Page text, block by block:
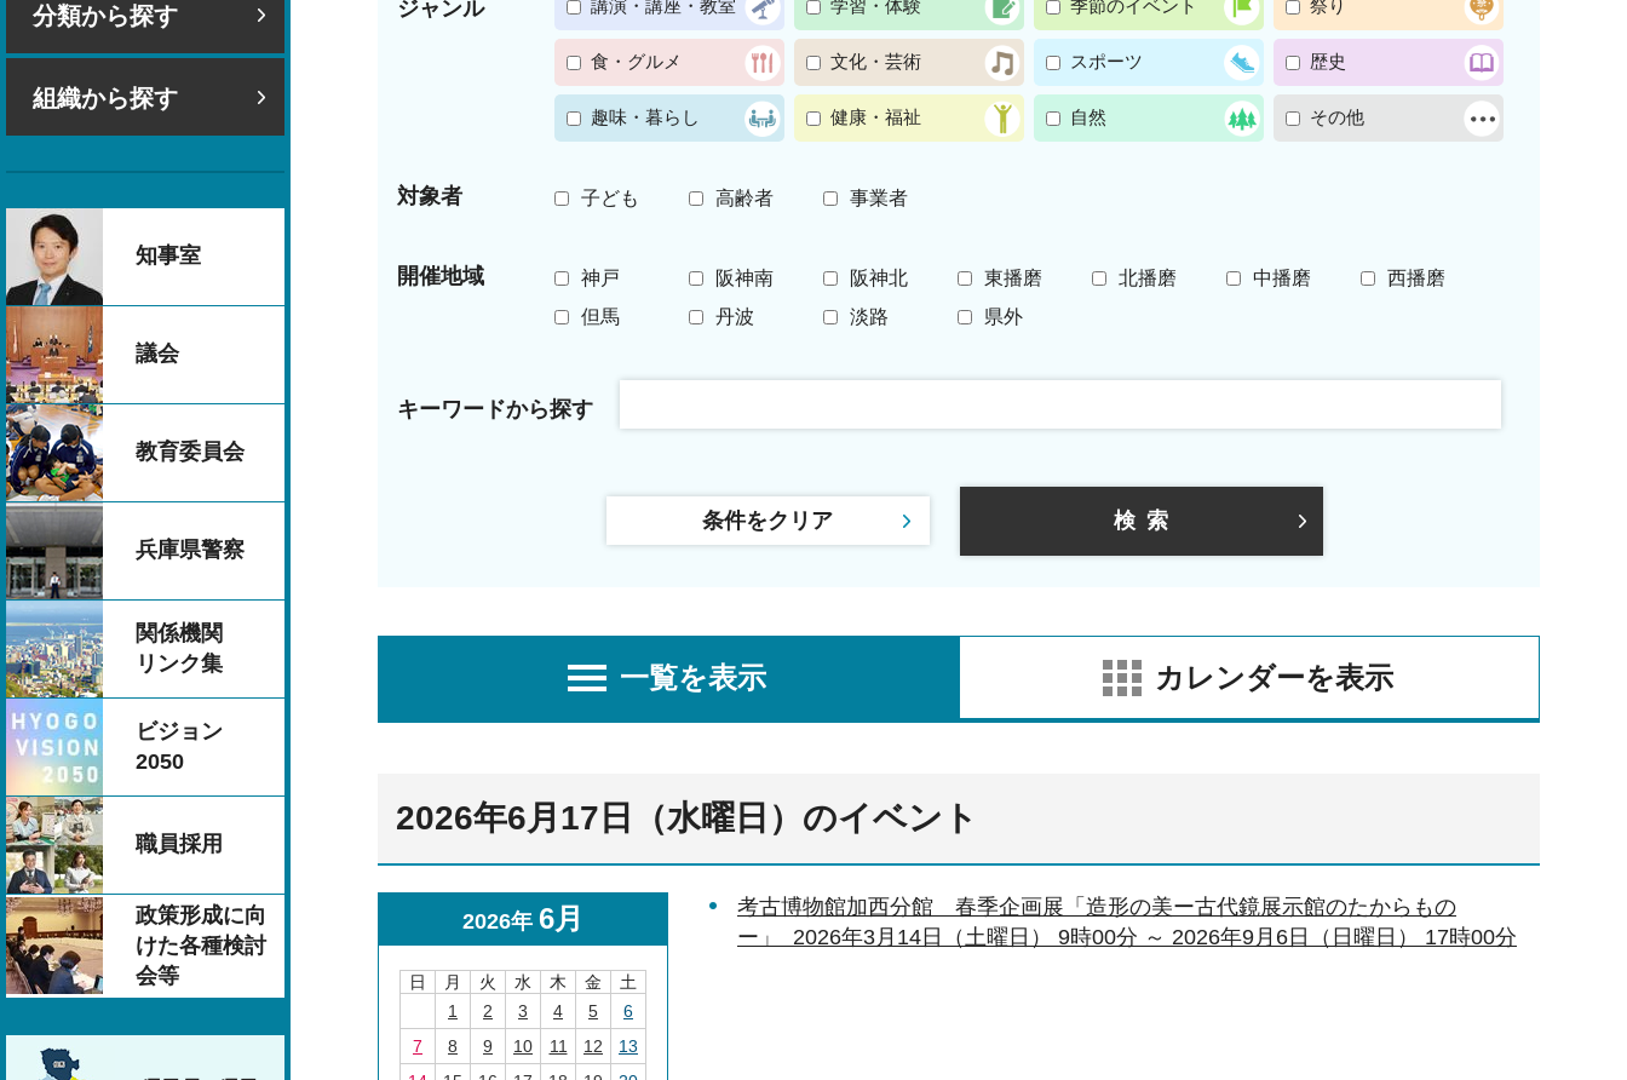
分類から探す
組織から探す
知事室
議会
教育委員会
兵庫県警察
関係機関
リンク集
ビジョン
2050
職員採用
政策形成に向
けた各種検討
会等
ジャンル 講演・講座・教室 学習・体験 季節のイベント 祭り
食・グルメ 文化・芸術 スポーツ 歴史
趣味・暮らし 健康・福祉 自然 その他
対象者 子ども 高齢者 事業者
開催地域 神戸 阪神南 阪神北 東播磨 北播磨 中播磨
西播磨
但馬
丹波 淡路 県外
キーワードから探す
条件をクリア
一覧を表示 カレンダーを表示
2026年6月17日（水曜日）のイベント
2026年 6月
日 月 火 水 木 金
土
1
2 3 4 5
6
7
8 9 10 11 12
13
考古博物館加西分館 春季企画展「造形の美ー古代鏡展示館のたからもの
ー」 2026年3月14日（土曜日） 9時00分 ～ 2026年9月6日（日曜日） 17時00分